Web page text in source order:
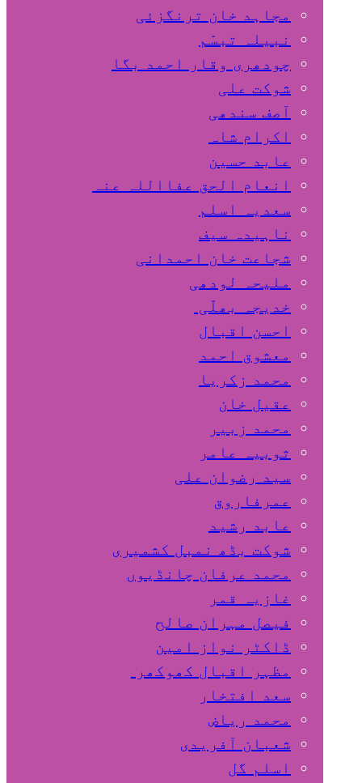
مجاہد خان ترنگزئی
نبیلہ تبسّم
چودھری وقار احمد بگا
شوکت علی
آصف سندھی
اکرام شاہ
عابد حسین
انعام الحق عفااللہ عنہ
سعدیہ اسلم
ناہیدہ سیف
شجاعت خان احمدانی
ملیحہ لودھی
خدیجہ بھلّی
احسن اقبال
معشوق احمد
محمد زکریا
عقیل خان
محمد زبیر
ثوبیہ عامر
سید رضوان علی
عمرفاروق
عابد رشید
شوکت بڈھ نمبل کشمیری
محمد عرفان چانڈیوں
غازیہ قمر
فیصل مہران صالح
ڈاکٹر نواز امین
مظہر اقبال کھوکھر
سعد افتخار
محمد ریاض
شعبان آفریدی
اسلم گل